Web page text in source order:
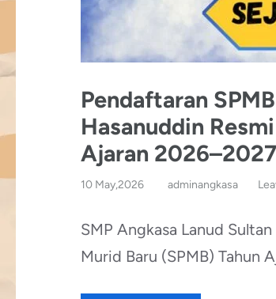
Pendaftaran
Hasanuddin
Ajaran
10 May,2026 adminangkasa
SMP Angkasa Lanud
Murid Baru (SPMB) Tahun